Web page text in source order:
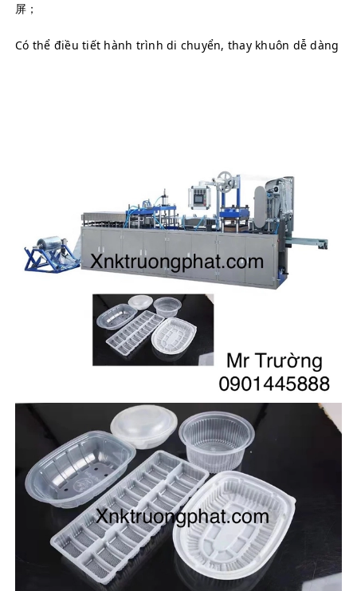
屏；
Có thể điều tiết hành trình di chuyển, thay khuôn dễ dàng